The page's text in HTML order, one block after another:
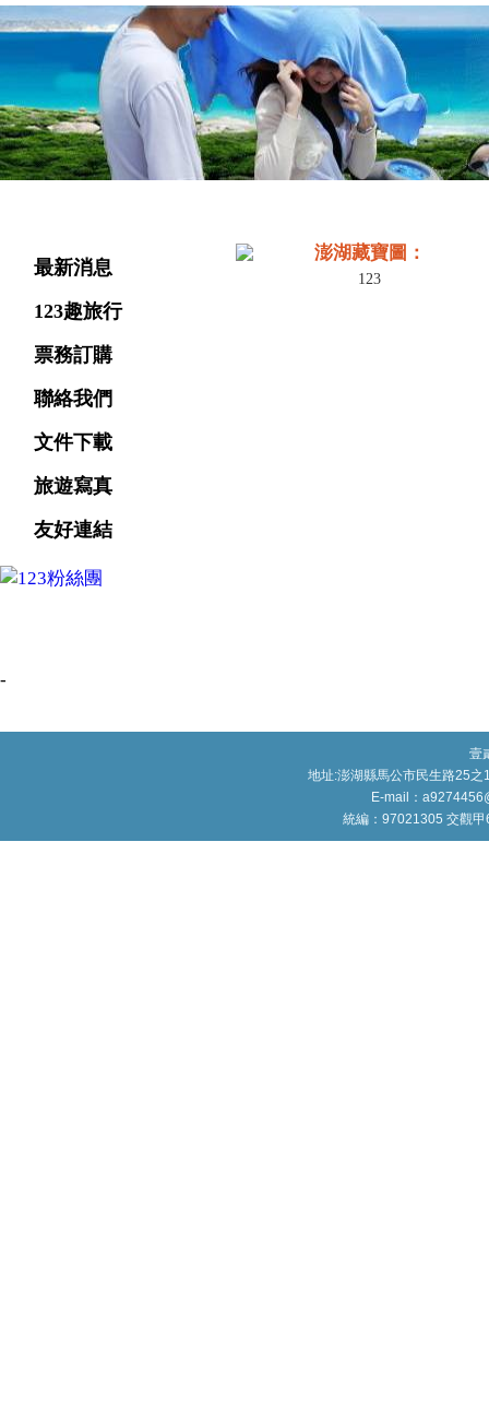
最新消息
123趣旅行
票務訂購
聯絡我們
文件下載
旅遊寫真
友好連結
-
澎湖藏寶圖：
123
壹
地址:澎湖縣馬公市民生路25
E-mail：
統編：97021305 交觀